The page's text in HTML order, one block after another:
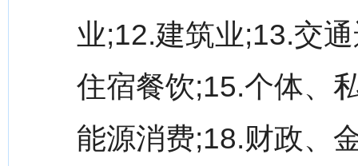
业;12.建筑业;13.交
住宿餐饮;15.个体、
能源消费;18.财政、